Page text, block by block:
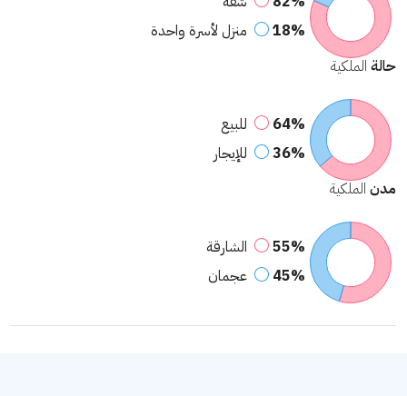
18%
منزل لأسرة واحدة
حالة الملكية
64%
للبيع
36%
للإيجار
مدن الملكية
55%
الشارقة
45%
عجمان